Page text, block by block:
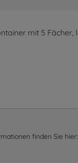
finden Sie hier: